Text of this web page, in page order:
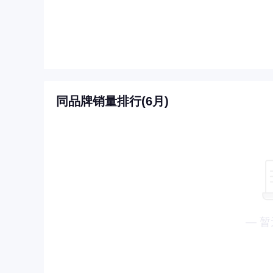
同品牌销量排行(6月)
— 暂